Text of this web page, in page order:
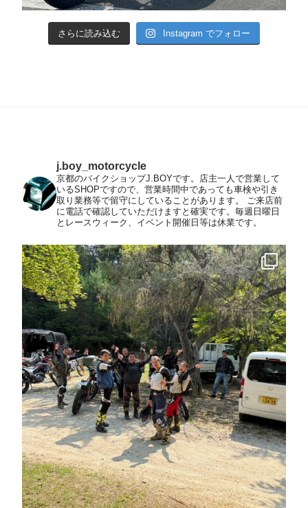
さらに読み込む Instagram でフォロー
j.boy_motorcycle
京都のバイクショップJ.BOYです。店主一人で営業して
いるSHOPですので、営業時間中であっても車検や引き
取り業務等で留守にしていることがあります。
ご来店前
に電話で確認していただけますと確実です。毎週日曜日
とレースウィーク、イベント開催日等は休業です。